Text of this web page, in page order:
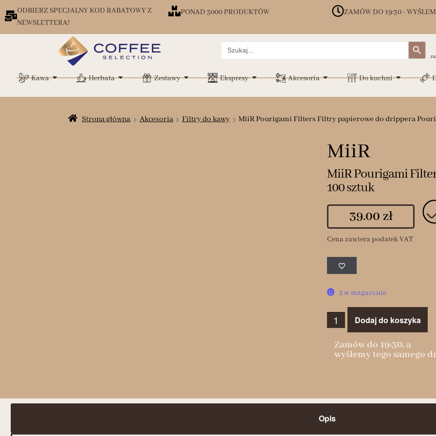
ODBIERZ SPECJALNY KOD RABATOWY Z
NEWSLETTERA!
PONAD 3000 PRODUKTÓW ZAMÓW DO 19:30 -
Search
for:
Search Button
Kawa Herbata Zestawy Ekspresy Akcesoria Do kuchni
Strona główna Akcesoria Filtry do kawy MiiR Pourigami Filters Filtry papierowe do drippera
MiiR
MiiR Pourigami
100 sztuk
39.00 zł
Cena zawiera podatek VAT
2 w magazynie
Dodaj do koszyka
Zamów do 19:30, a
wyślemy tego samego
Opis